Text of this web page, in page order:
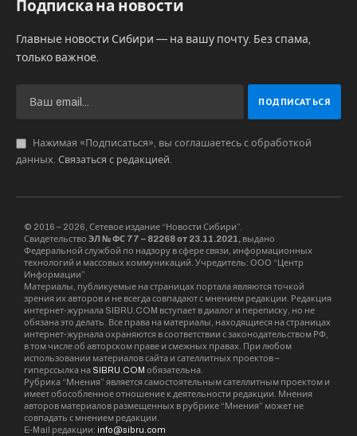
Государственный реестр. В Новосибирской
области накоплен немалый положительный
опыт по сотрудничеству органов власти и
казачьим обществом и органами
государственной власти Новосибирской
области заключены семь соглашений об
оказании содействия с: региональным
МВД России по Новосибирску, Пограничным
управлением ФСБ России по Новосибирской
области, региональными минприроды
минсоцразвития, минсельхозом.
В Новосибирской области действует
единственный за Уралом ГБОУ НСО «Казачий
кадетский корпус имени Героя Российской
Федерации Олега Куянова (школа-интернат)»,
где обучается 200 человек. Создано пять